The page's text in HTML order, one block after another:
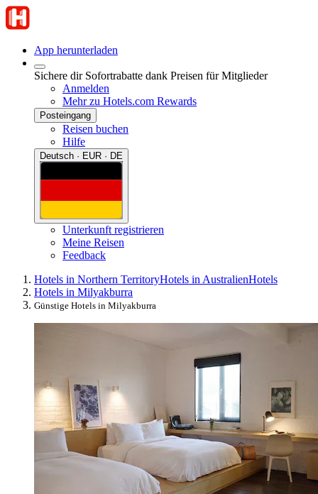
App herunterladen
Sichere dir Sofortrabatte dank Preisen für Mitglieder
Anmelden
Mehr zu Hotels.com Rewards
Posteingang
Reisen buchen
Hilfe
Deutsch · EUR · DE
Unterkunft registrieren
Meine Reisen
Feedback
Hotels in Northern TerritoryHotels in AustralienHotels
Hotels in Milyakburra
Günstige Hotels in Milyakburra